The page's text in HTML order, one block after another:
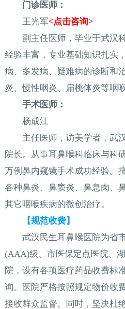
门诊医师：
王光军<点击咨询>
副主任医师，毕业于武汉科
经验丰富，专业基础知识扎实
病、多发病、疑难病的诊断和
炎、慢性咽炎、扁桃体炎等咽
手术医师：
杨成江
主任医师，访美学者，武汉
院长。从事耳鼻喉科临床与科
万例鼻内窥镜手术成功经验。
各种鼻炎、鼻窦炎、鼻息肉、
其它咽喉疾病的微创治疗。
【规范收费】
武汉民生耳鼻喉医院为省
(AAA)级、市医保定点医院、
院，设有各项医疗药品收费标
询。医院严格按照规定物价收
接收群众监督。同时，坚决杜